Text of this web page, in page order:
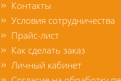
Контакты
Условия сотрудничества
Прайс-лист
Как сделать заказ
Личный кабинет